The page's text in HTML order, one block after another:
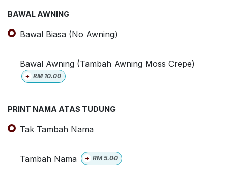
BAWAL AWNING
Bawal Biasa (No Awning)
Bawal Awning (Tambah Awning Moss Crepe)
+ RM 10.00
PRINT NAMA ATAS TUDUNG
Tak Tambah Nama
Tambah Nama + RM5.00